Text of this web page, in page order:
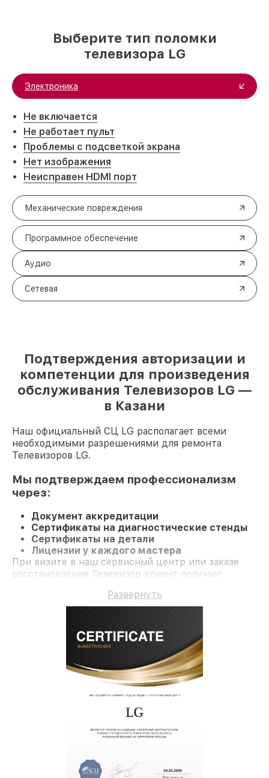
Выберите тип поломки
телевизора LG
Электроника
Не включается
Не работает пульт
Проблемы с подсветкой экрана
Нет изображения
Неисправен HDMI порт
Механические повреждения
Программное обеспечение
Аудио
Сетевая
Подтверждения авторизации и
компетенции для произведения
обслуживания Телевизоров LG —
в Казани
Наш официальный СЦ LG располагает всеми
необходимыми разрешениями для ремонта
Телевизоров LG.
Мы подтверждаем профессионализм
через:
Документ аккредитации
Сертификаты на диагностические стенды
Сертификаты на детали
Лицензии у каждого мастера
При визите в наш сервисный центр или заказе
восстановления Телевизор клиент получает
Развернуть